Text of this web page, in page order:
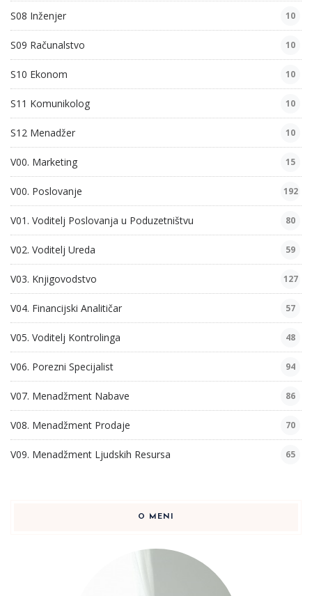
S08 Inženjer 10
S09 Računalstvo 10
S10 Ekonom 10
S11 Komunikolog 10
S12 Menadžer 10
V00. Marketing 15
V00. Poslovanje 192
V01. Voditelj Poslovanja u Poduzetništvu 80
V02. Voditelj Ureda 59
V03. Knjigovodstvo 127
V04. Financijski Analitičar 57
V05. Voditelj Kontrolinga 48
V06. Porezni Specijalist 94
V07. Menadžment Nabave 86
V08. Menadžment Prodaje 70
V09. Menadžment Ljudskih Resursa 65
O MENI